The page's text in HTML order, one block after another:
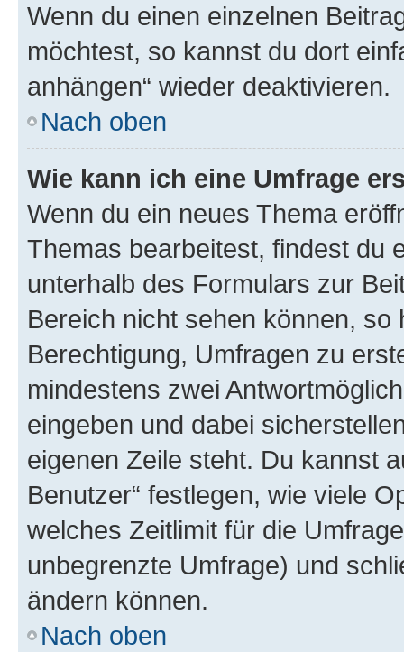
Wenn du einen einzelnen
möchtest, so kannst du dort
anhängen“ wieder deaktivieren.
Nach oben
Wie kann ich eine Umfrage
Wenn du ein neues Thema
Themas bearbeitest, findest du
unterhalb des Formulars zur
Bereich nicht sehen können,
Berechtigung, Umfragen zu
mindestens zwei
eingeben und dabei
eigenen Zeile steht. Du kannst
Benutzer“ festlegen, wie viele
welches Zeitlimit für die
unbegrenzte Umfrage) und
ändern können.
Nach oben